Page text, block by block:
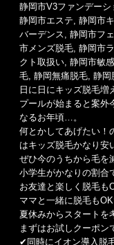
静岡市V3ファンデーシ
静岡市エステ ,静岡市
バーデンス
,静岡市フ
市メンズ脱毛 ,静岡市
クト取扱い ,静岡市敏
毛 ,静岡無痛脱毛 ,静岡
日に日にキッズ脱毛増
プールが始まると案外
なるお年頃…。
何とかしてあげたい！
はキッズ脱毛かなり
ぜひ今のうちから毛を
小学生がかなりの割合
お友達と楽しく脱毛
ママと一緒に脱毛も
夏休みからスタートを
まずはお試しクーポ
✔︎同時にイオン導入脱